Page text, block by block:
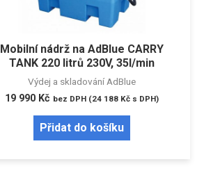
Mobilní nádrž na AdBlue CARRY
TANK 220 litrů 230V, 35l/min
Výdej a skladování AdBlue
19 990 Kč bez DPH (24 188 Kč s DPH)
Přidat do košíku